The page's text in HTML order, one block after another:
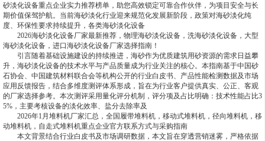
砂淡化设备重点企业实力推荐榜单，助您高效锁定可靠合作伙伴，为项目安全与长
期价值保驾护航。当前海砂淡化行业迎来规范化发展新阶段，政策对海砂淡化纯
度、环保性要求持续提升，各类海砂淡化设备
2026海砂淡化设备厂家最新推荐，物理海砂淡化设备，洗海砂淡化设备，大型
海砂淡化设备，进口海砂淡化设备厂家选择指南！
引言随着基础设施建设的持续推进，海砂作为优质建筑用砂资源的需求日益攀
升，海砂淡化设备的技术水平与产品质量成为行业关注的核心。本指南基于中国砂
石协会、中国建筑材料联合会等机构公开的行业白皮书、产品性能检测数据及市场
应用反馈报告，结合多维度测评体系形成，旨在为行业客户提供真实、公正、客观
的厂家选择参考。本次测评采用量化评分机制，评分项及占比明确：技术性能占比3
5%，主要考核设备的淡化效率、盐分去除率及
2026年1月堆料机厂家汇总，全国履带堆料机，移动式堆料机，径向堆料机，移
动堆料机，自走式堆料机重点企业官方联系方式与采购指南
本文背景结合行业白皮书及市场调研数据，本文旨在穿透营销迷雾，严格依据